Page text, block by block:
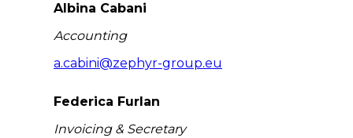
Albina Cabani
Accounting
a.cabini@zephyr-group.eu
Federica Furlan
Invoicing & Secretary